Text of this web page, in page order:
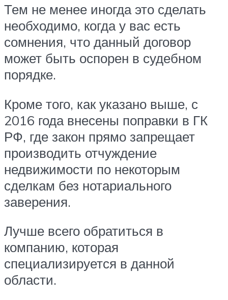
Тем не менее иногда это сделать
необходимо, когда у вас есть
сомнения, что данный договор
может быть оспорен в судебном
порядке.
Кроме того, как указано выше, с
2016 года внесены поправки в ГК
РФ, где закон прямо запрещает
производить отчуждение
недвижимости по некоторым
сделкам без нотариального
заверения.
Лучше всего обратиться в
компанию, которая
специализируется в данной
области.